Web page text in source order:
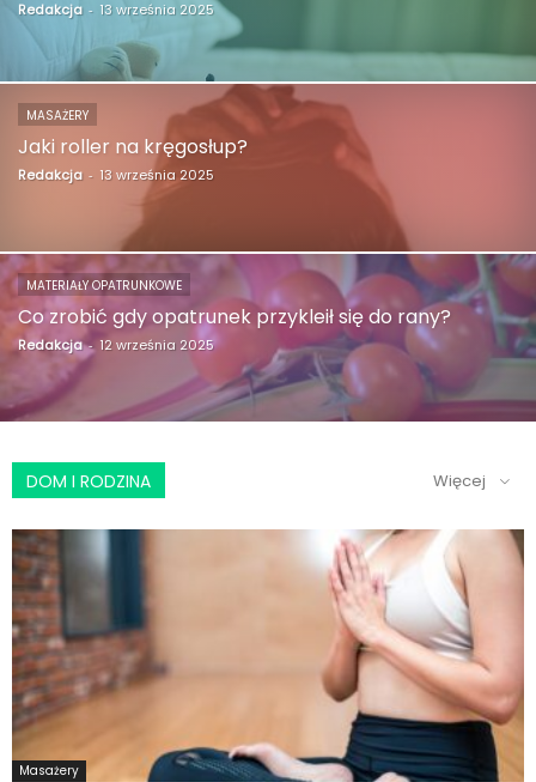
Redakcja - 13 września 2025
MASAŻERY
Jaki roller na kręgosłup?
Redakcja - 13 września 2025
MATERIAŁY OPATRUNKOWE
Co zrobić gdy opatrunek przykleił się do rany?
Redakcja - 12 września 2025
DOM I RODZINA Więcej
Masażery